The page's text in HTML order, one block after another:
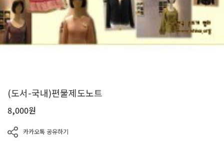
(도서-국내)편물제도노트
8,000원
카카오톡 공유하기